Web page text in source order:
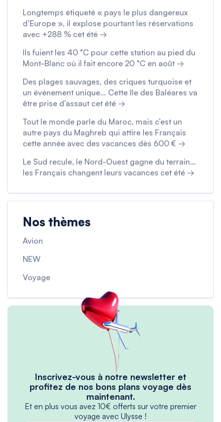
Longtemps étiqueté « pays le plus dangereux
d’Europe », il explose pourtant les réservations
avec +288 % cet été →
Ils fuient les 40 °C pour cette station au pied du
Mont-Blanc où il fait encore 20 °C en août →
Des plages sauvages, des criques turquoise et
un événement unique… Cette île des Baléares va
être prise d’assaut cet été →
Tout le monde parle du Maroc, mais c’est un
autre pays du Maghreb qui attire les Français
cette année avec des vacances dès 600 € →
Le Sud recule, le Nord-Ouest gagne du terrain…
les Français changent leurs vacances cet été →
Nos thèmes
Avion
NEW
Voyage
Inscrivez-vous à notre newsletter et
profitez de nos bons plans voyage dès
maintenant.
Et en plus vous avez 10€ offerts sur votre premier
voyage avec Ulysse !